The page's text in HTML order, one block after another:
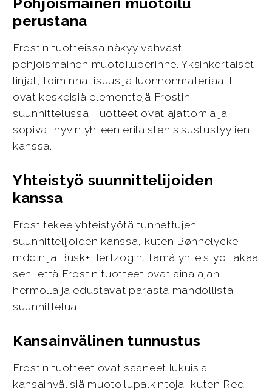
perustana
Frostin tuotteissa näkyy vahvasti
pohjoismainen muotoiluperinne. Yksinkertaiset
linjat, toiminnallisuus ja luonnonmateriaalit
ovat keskeisiä elementtejä Frostin
suunnittelussa. Tuotteet ovat ajattomia ja
sopivat hyvin yhteen erilaisten sisustustyylien
kanssa.
Yhteistyö suunnittelijoiden
kanssa
Frost tekee yhteistyötä tunnettujen
suunnittelijoiden kanssa, kuten Bønnelycke
mdd:n ja Busk+Hertzog:n. Tämä yhteistyö takaa
sen, että Frostin tuotteet ovat aina ajan
hermolla ja edustavat parasta mahdollista
suunnittelua.
Kansainvälinen tunnustus
Frostin tuotteet ovat saaneet lukuisia
kansainvälisiä muotoilupalkintoja, kuten Red